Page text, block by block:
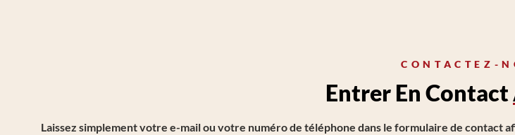
CONTACTEZ-
Entrer En Contact
Laissez simplement votre e-mail ou votre numéro de téléphone dans le formulaire de contact